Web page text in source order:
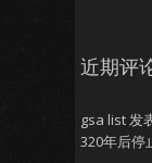
近期评
gsa list发
320年后停